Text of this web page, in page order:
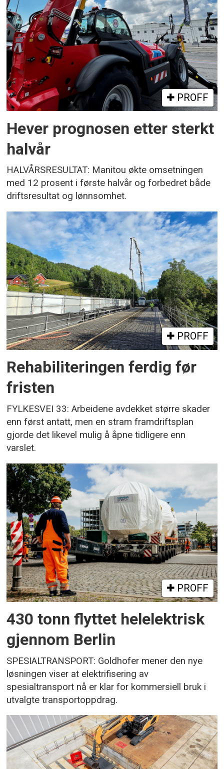
PROFF
Hever prognosen etter sterkt
halvår
HALVÅRSRESULTAT: Manitou økte omsetningen
med 12 prosent i første halvår og forbedret både
driftsresultat og lønnsomhet.
PROFF
Rehabiliteringen ferdig før
fristen
FYLKESVEI 33: Arbeidene avdekket større skader
enn først antatt, men en stram framdriftsplan
gjorde det likevel mulig å åpne tidligere enn
varslet.
PROFF
430 tonn flyttet helelektrisk
gjennom Berlin
SPESIALTRANSPORT: Goldhofer mener den nye
løsningen viser at elektrifisering av
spesialtransport nå er klar for kommersiell bruk i
utvalgte transportoppdrag.